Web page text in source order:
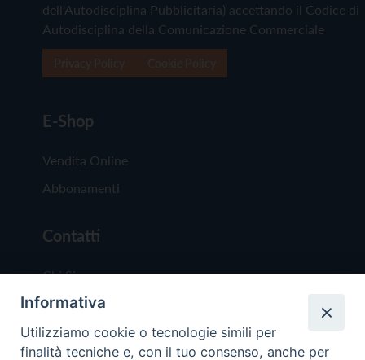
dell'Autodisciplina Pubblicitaria) accettando il Codice di
Autodisciplina della Comunicazione Commerciale
E-Shop
Vendita Online
Abbonamenti
Contatti
Chi Siamo
Redazione
Scrivici
Informativa
Utilizziamo cookie o tecnologie simili per
finalità tecniche e, con il tuo consenso, anche per